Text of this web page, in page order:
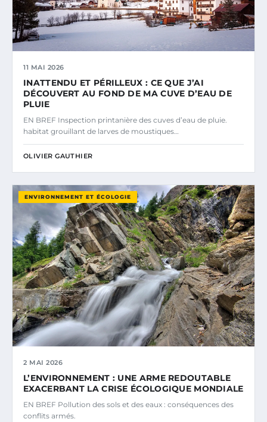
11 MAI 2026
INATTENDU ET PÉRILLEUX : CE QUE J’AI
DÉCOUVERT AU FOND DE MA CUVE D’EAU DE
PLUIE
EN BREF Inspection printanière des cuves d’eau de pluie.
habitat grouillant de larves de moustiques…
OLIVIER GAUTHIER
ENVIRONNEMENT ET ÉCOLOGIE
2 MAI 2026
L’ENVIRONNEMENT : UNE ARME REDOUTABLE
EXACERBANT LA CRISE ÉCOLOGIQUE MONDIALE
EN BREF Pollution des sols et des eaux : conséquences des
conflits armés.